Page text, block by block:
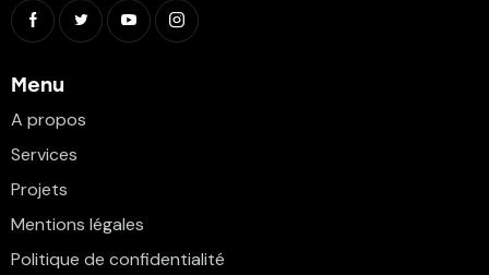
Menu
A propos
Services
Projets
Mentions légales
Politique de confidentialité